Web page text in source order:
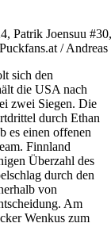
Patrik Joensuu
/ Andreas
sich den
die USA nach
zwei Siegen. Die
durch Ethan
es einen offenen
Finnland
Überzahl des
durch den
von
Am
Wenkus zum